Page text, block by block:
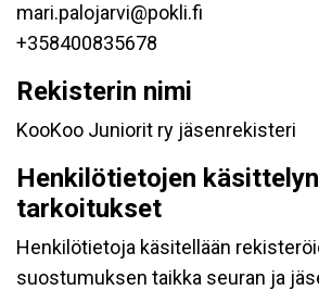
mari.palojarvi@pokli.fi
+358400835678
Rekisterin nimi
KooKoo Juniorit ry jäsenrekisteri
Henkilötietojen käsittelyn
tarkoitukset
Henkilötietoja käsitellään
suostumuksen taikka seuran ja